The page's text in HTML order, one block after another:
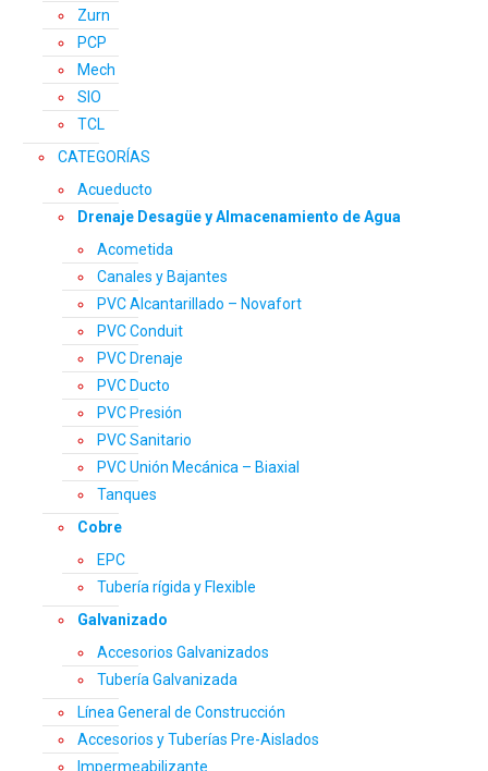
Zurn
PCP
Mech
SIO
TCL
CATEGORÍAS
Acueducto
Drenaje Desagüe y Almacenamiento de Agua
Acometida
Canales y Bajantes
PVC Alcantarillado – Novafort
PVC Conduit
PVC Drenaje
PVC Ducto
PVC Presión
PVC Sanitario
PVC Unión Mecánica – Biaxial
Tanques
Cobre
EPC
Tubería rígida y Flexible
Galvanizado
Accesorios Galvanizados
Tubería Galvanizada
Línea General de Construcción
Accesorios y Tuberías Pre-Aislados
Impermeabilizante